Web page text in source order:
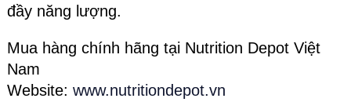
đầy năng lượng.
Mua hàng chính hãng tại Nutrition Depot Việt
Nam
Website: www.nutritiondepot.vn